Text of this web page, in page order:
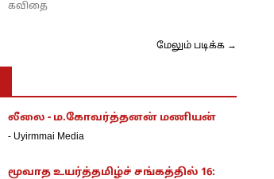
கவிதை
மேலும் படிக்க →
லீலை - ம.கோவர்த்தனன் மணியன்
- Uyirmmai Media
மூவாத உயர்த்தமிழ்ச் சங்கத்தில் 16: